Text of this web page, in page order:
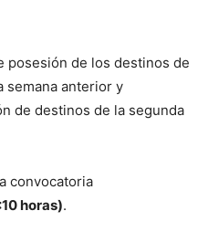
posesión de los destinos de
semana anterior y
de destinos de la segunda
convocatoria
horas).